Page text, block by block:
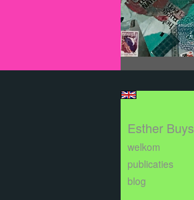
Esther Buys
welkom
publicaties
blog